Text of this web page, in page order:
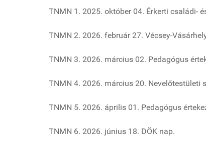
TNMN 1. 2025. október 04. Érkerti családi-
TNMN 2. 2026. február 27. Vécsey-
TNMN 3. 2026. március 02. Pedagógus
TNMN 4. 2026. március 20. Nevelőtestületi
TNMN 5. 2026. április 01. Pedagógus
TNMN 6. 2026. június 18. DÖK nap.